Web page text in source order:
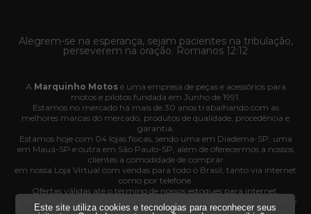
Alegrem-se na esperança, sejam pacientes na tribulação,
perseverem na oração. Romanos 12:12
A Marquinho Motosé uma empresa de peças e acessórios para
motos e pilotos fundada em Junho de 1991.
Estamos no mercado há mais de 30 anos trabalhando com as
melhores marcas do mercado, produtos de qualidade, procedência e
garantia.
Estamos hoje com 04 lojas físicas, sendo uma em Diadema-SP, uma
em Mauá-SP e outra em São Paulo-SP, além de oferecermos a nossos
clientes a comodidade de comprar
em nossa Loja Virtual com vendas para todo o Brasil, tanto via internet
como por telefone.
Ofertas válidas até o término de nossos estoques para internet.
A disponibilidade dos produtos nesse site podem ter divergências com o
estoque das nossas lojas físicas.
Este site utiliza cookies e tecnologias para reconhecer seus